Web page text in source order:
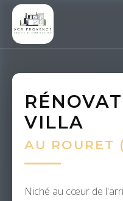
VILLA
AU ROURET
Niché au cœur de